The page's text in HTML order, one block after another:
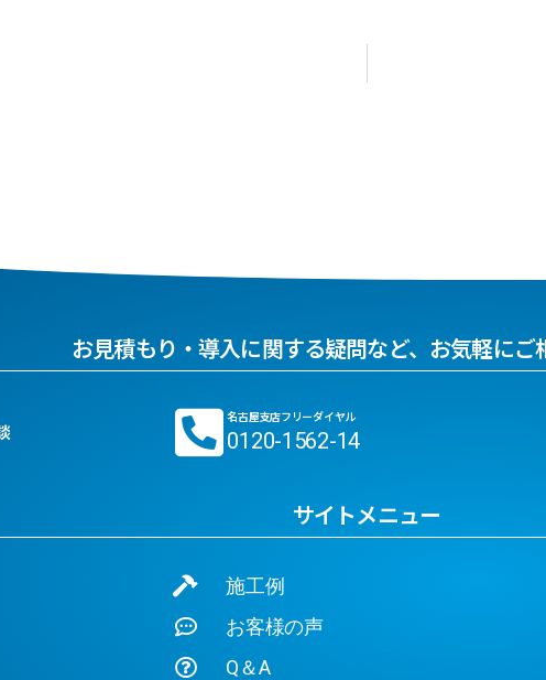
お見積もり・導入に関する疑問など、お気軽にご
名古屋支店フリーダイヤル
0120-1562-14
サイトメニュー
施工例
お客様の声
Q＆A